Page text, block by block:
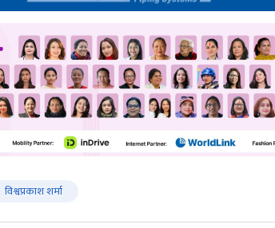
विश्वप्रकाश शर्मा